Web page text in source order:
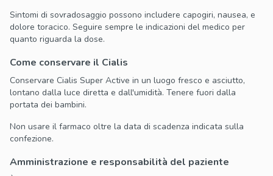
Sintomi di sovradosaggio possono includere capogiri, nausea, e
dolore toracico. Seguire sempre le indicazioni del medico per
quanto riguarda la dose.
Come conservare il Cialis
Conservare Cialis Super Active in un luogo fresco e asciutto,
lontano dalla luce diretta e dall'umidità. Tenere fuori dalla
portata dei bambini.
Non usare il farmaco oltre la data di scadenza indicata sulla
confezione.
Amministrazione e responsabilità del paziente